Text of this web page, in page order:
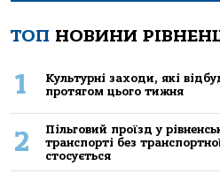
ТОП НОВИНИ
1
Культурні заходи, які
протягом цього тижня
2
Пільговий проїзд у
транспорті без
стосується